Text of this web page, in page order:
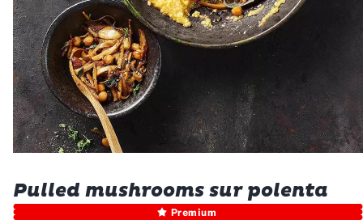
Pulled mushrooms sur polenta
Premium